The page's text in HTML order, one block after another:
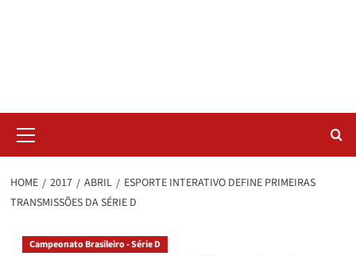
Menu
HOME 2017 ABRIL
ESPORTE INTERATIVO DEFINE PRIMEIRAS
TRANSMISSÕES DA SÉRIE D
Campeonato Brasileiro - Série D